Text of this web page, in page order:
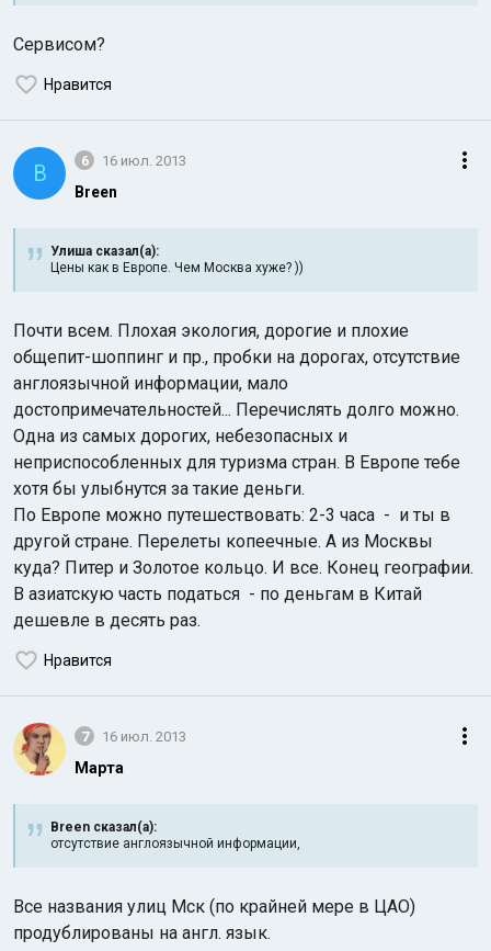
Сервисом?
Нравится
B 6 16 июл. 2013
Breen
Улиша сказал(а):
Цены как в Европе. Чем Москва хуже? ))
Почти всем. Плохая экология, дорогие и плохие
общепит-шоппинг и пр., пробки на дорогах, отсутствие
англоязычной информации, мало
достопримечательностей... Перечислять долго можно.
Одна из самых дорогих, небезопасных и
неприспособленных для туризма стран. В Европе тебе
хотя бы улыбнутся за такие деньги.
По Европе можно путешествовать: 2-3 часа - и ты в
другой стране. Перелеты копеечные. А из Москвы
куда? Питер и Золотое кольцо. И все. Конец географии.
В азиатскую часть податься - по деньгам в Китай
дешевле в десять раз.
Нравится
7 16 июл. 2013
Марта
Breen сказал(а):
отсутствие англоязычной информации,
Все названия улиц Мск (по крайней мере в ЦАО)
продублированы на англ. язык.